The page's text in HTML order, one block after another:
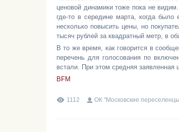
ценовой динамики тоже пока не
где-то в середине марта, когда
несколько повысить цены, но
тысяч рублей за квадратный метр, в
В то же время, как говорится в
перечень для голосования по
встали. При этом средняя заявленная
BFM
1112 ОК "Московские